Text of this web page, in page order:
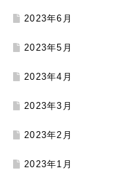
2023年6月
2023年5月
2023年4月
2023年3月
2023年2月
2023年1月